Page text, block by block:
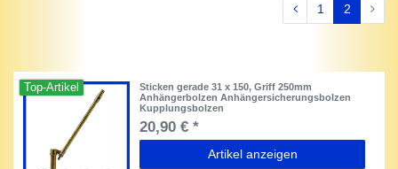
1 2
Top-Artikel
Sticken gerade 31 x 150, Griff 250mm
Anhängerbolzen Anhängersicherungsbolzen
Kupplungsbolzen
20,90 € *
Artikel anzeigen